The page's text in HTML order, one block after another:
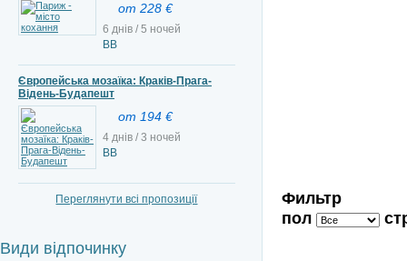
Фильтр
пол
от 228 €
6 днів / 5 ночей
ВВ
Європейська мозаїка: Краків-Прага-
Відень-Будапешт
от 194 €
4 днів / 3 ночей
ВВ
Переглянути всі пропозиції
Види відпочинку